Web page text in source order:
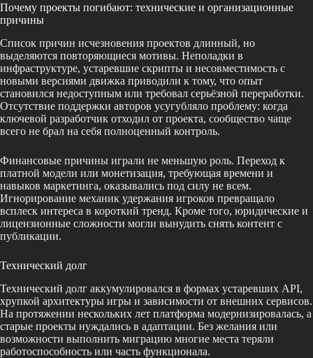
Почему проекты погибают: технические и организационные
причины
Список причин исчезновения проектов длинный, но
выделяются повторяющиеся мотивы. Неполадки в
инфраструктуре, устаревшие скрипты и несовместимость с
новыми версиями движка приводили к тому, что опыт
становился недоступным или требовал серьёзной переработки.
Отсутствие поддержки авторов усугубляло проблему: когда
ключевой разработчик отходил от проекта, сообщество чаще
всего не брал на себя полноценный контроль.
Финансовые причины играли не меньшую роль. Переход к
платной модели или монетизация, требующая времени и
навыков маркетинга, оказывались под силу не всем.
Игнорирование механик удержания игроков превращало
всплеск интереса в короткий тренд. Кроме того, юридические и
лицензионные сложности могли вынудить снять контент с
публикации.
Технический долг
Технический долг аккумулировался в формах устаревших API,
хрупкой архитектуры игры и зависимости от внешних сервисов.
На протяжении нескольких лет платформа модернизировалась, а
старые проекты нуждались в адаптации. Без желания или
возможности выполнить миграцию многие места теряли
работоспособность или часть функционала.